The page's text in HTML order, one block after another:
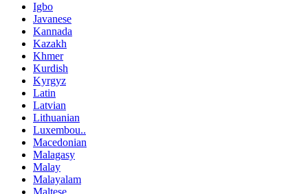
Igbo
Javanese
Kannada
Kazakh
Khmer
Kurdish
Kyrgyz
Latin
Latvian
Lithuanian
Luxembou..
Macedonian
Malagasy
Malay
Malayalam
Maltese